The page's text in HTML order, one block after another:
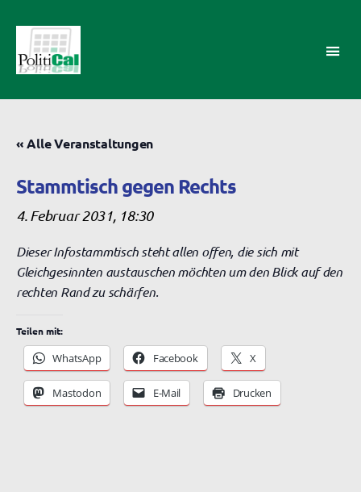
AK
« Alle Veranstaltungen
Stammtisch gegen Rechts
4. Februar 2031, 18:30
Dieser Infostammtisch steht allen offen, die sich mit
Gleichgesinnten austauschen möchten um den Blick auf den
rechten Rand zu schärfen.
Teilen mit:
WhatsApp Facebook X
Mastodon E-Mail Drucken